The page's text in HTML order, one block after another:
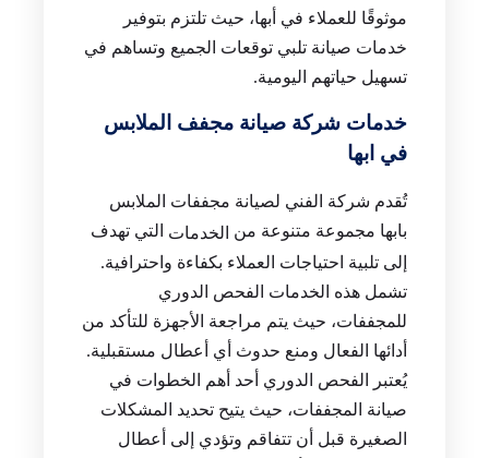
موثوقًا للعملاء في أبها، حيث تلتزم بتوفير
خدمات صيانة تلبي توقعات الجميع وتساهم في
تسهيل حياتهم اليومية.
خدمات شركة صيانة مجفف الملابس
في ابها
تُقدم شركة الفني لصيانة مجففات الملابس
بابها مجموعة متنوعة من الخدمات التي تهدف
إلى تلبية احتياجات العملاء بكفاءة واحترافية.
تشمل هذه الخدمات الفحص الدوري
للمجففات، حيث يتم مراجعة الأجهزة للتأكد من
أدائها الفعال ومنع حدوث أي أعطال مستقبلية.
يُعتبر الفحص الدوري أحد أهم الخطوات في
صيانة المجففات، حيث يتيح تحديد المشكلات
الصغيرة قبل أن تتفاقم وتؤدي إلى أعطال